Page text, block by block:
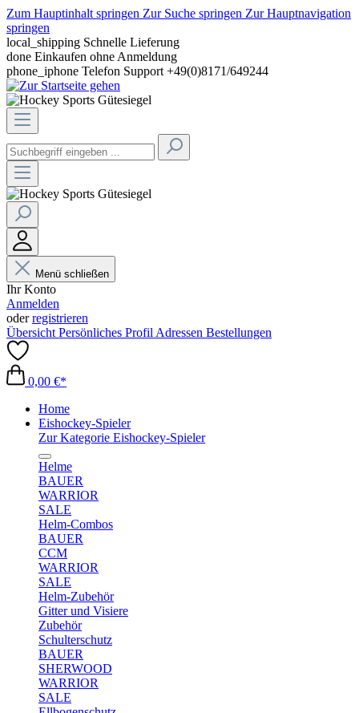
Zum Hauptinhalt springen Zur Suche springen Zur Hauptnavigation
springen
local_shipping Schnelle Lieferung
done Einkaufen ohne Anmeldung
phone_iphone Telefon Support +49(0)8171/649244
Menü schließen
Ihr Konto
Anmelden
oderregistrieren
Übersicht Persönliches Profil Adressen Bestellungen
0,00 €*
Home
Eishockey-Spieler
Zur Kategorie Eishockey-Spieler
Helme
BAUER
WARRIOR
SALE
Helm-Combos
BAUER
CCM
WARRIOR
SALE
Helm-Zubehör
Gitter und Visiere
Zubehör
Schulterschutz
BAUER
SHERWOOD
WARRIOR
SALE